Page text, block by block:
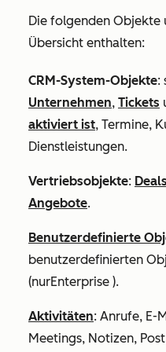
Die folgenden Objekte
Übersicht enthalten:
CRM-System-Objekte:
Unternehmen, Tickets
aktiviert ist, Termine,
Dienstleistungen.
Vertriebsobjekte: Deals
Angebote.
Benutzerdefinierte
benutzerdefinierten
(nurEnterprise ).
Aktivitäten: Anrufe, E-
Meetings, Notizen,